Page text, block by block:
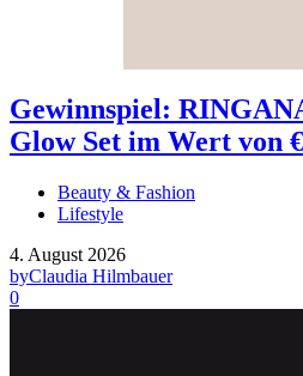
Gewinnspiel:
Glow Set im Wert von
Beauty & Fashion
Lifestyle
4. August 2026
byClaudia Hilmbauer
0